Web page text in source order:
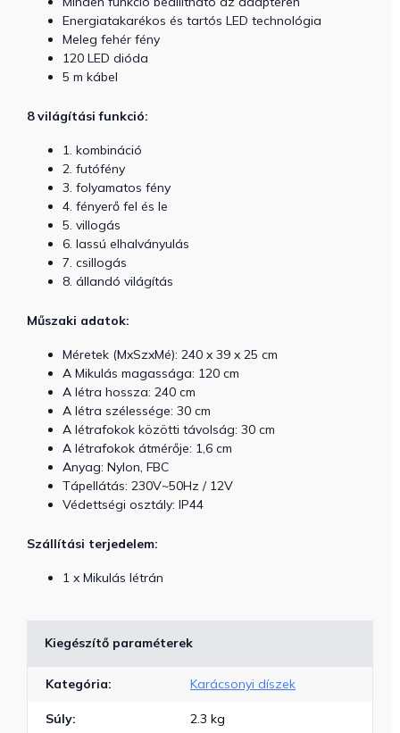
Energiatakarékos és tartós LED technológia
Meleg fehér fény
120 LED dióda
5 m kábel
8 világítási funkció:
1. kombináció
2. futófény
3. folyamatos fény
4. fényerő fel és le
5. villogás
6. lassú elhalványulás
7. csillogás
8. állandó világítás
Műszaki adatok:
Méretek (MxSzxMé): 240 x 39 x 25 cm
A Mikulás magassága: 120 cm
A létra hossza: 240 cm
A létra szélessége: 30 cm
A létrafokok közötti távolság: 30 cm
A létrafokok átmérője: 1,6 cm
Anyag: Nylon, FBC
Tápellátás: 230V~50Hz / 12V
Védettségi osztály: IP44
Szállítási terjedelem:
1 x Mikulás létrán
Kiegészítő paraméterek
Kategória: Karácsonyi díszek
Súly: 2.3 kg